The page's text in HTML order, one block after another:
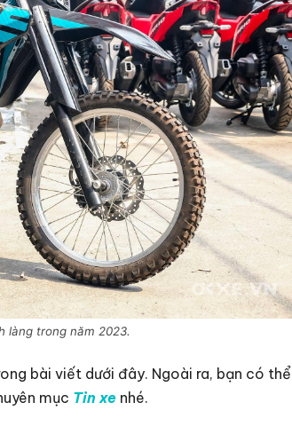
làng trong năm 2023.
bài viết dưới đây. Ngoài ra, bạn có thể
mục Tin xe nhé.